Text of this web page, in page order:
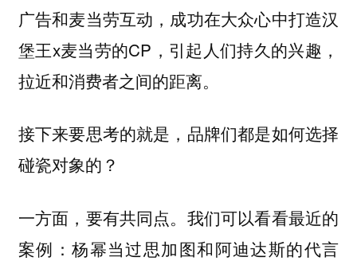
广告和麦当劳互动，成功在大众心中打造汉
堡王x麦当劳的CP，引起人们持久的兴趣，
拉近和消费者之间的距离。
接下来要思考的就是，品牌们都是如何选择
碰瓷对象的？
一方面，要有共同点。我们可以看看最近的
案例：杨幂当过思加图和阿迪达斯的代言